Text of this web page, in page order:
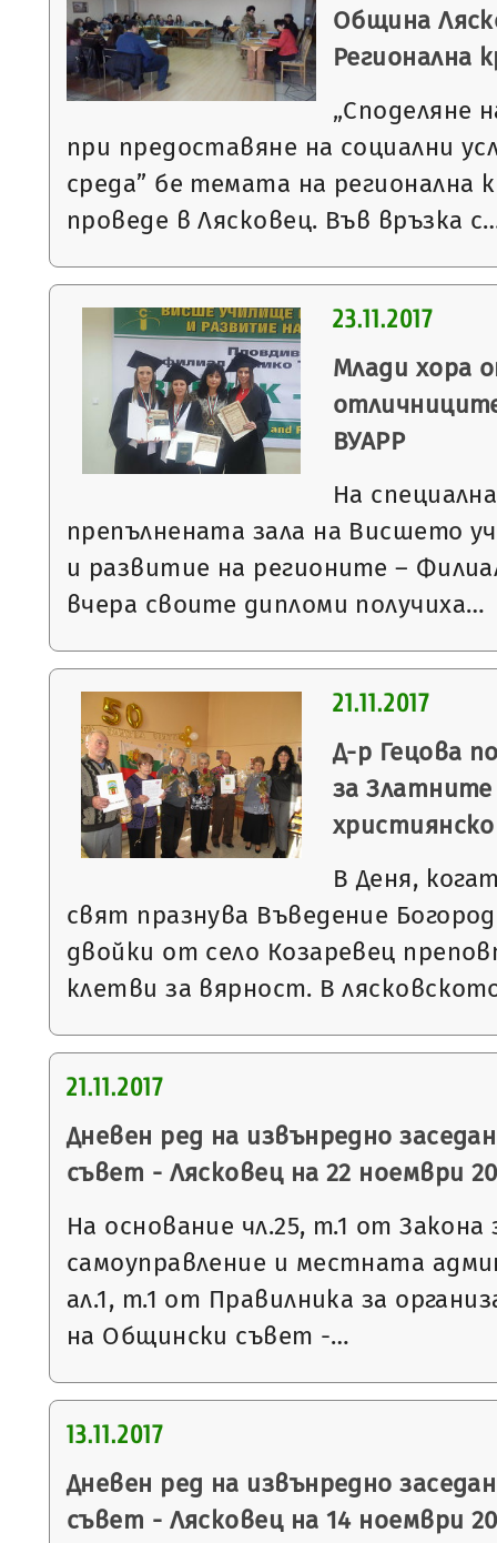
Община
Регионална
„Споделяне
при предоставяне на социални
среда” бе темата на регионална
проведе в Лясковец. Във връзка
23.11.2017
Млади хора
ВУАРР
На
препълнената зала на Висшето
и развитие на регионите –
вчера своите дипломи получиха…
21.11.2017
Д-р Гецова
за
В Деня,
свят празнува Въведение
двойки от село Козаревец
клетви за вярност. В
21.11.2017
Дневен ред на извънредно
съвет - Лясковец на 22 ноември
На основание чл.25, т.1 от
самоуправление и местната
ал.1, т.1 от Правилника за
на Общински съвет -…
13.11.2017
Дневен ред на извънредно
съвет - Лясковец на 14 ноември